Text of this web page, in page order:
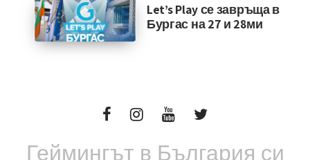
Let’s Play се завръща в
Бургас на 27 и 28ми
Геймингът в България си